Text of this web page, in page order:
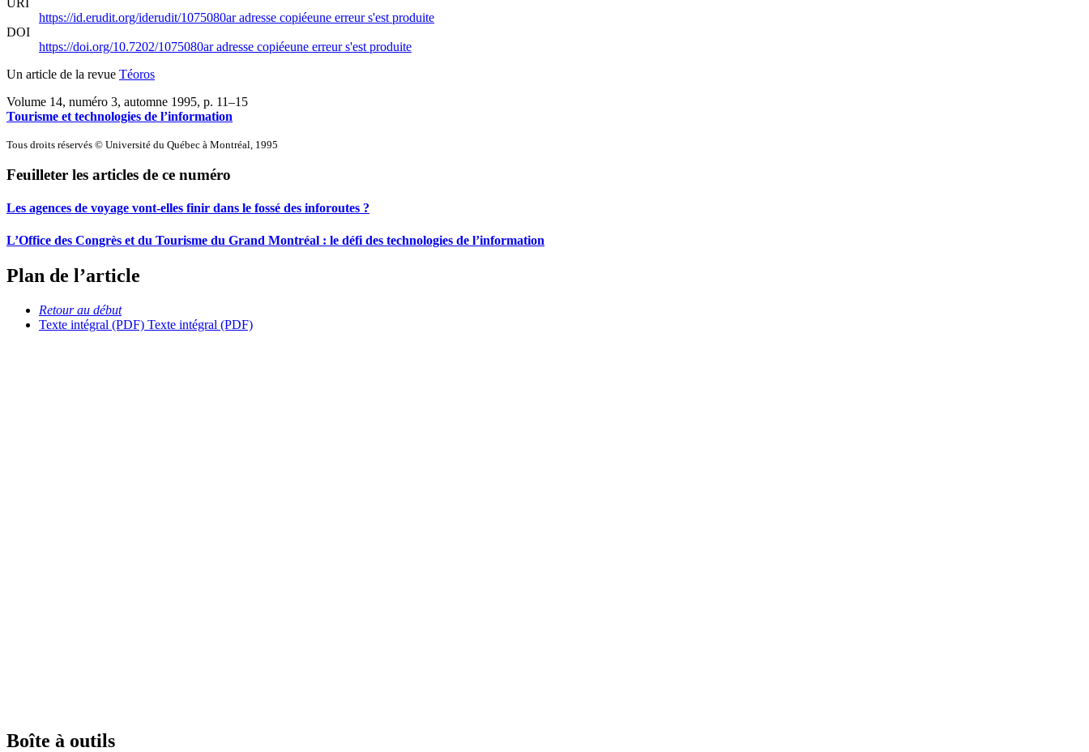
https://id.erudit.org/iderudit/1075080aradresse copiéeune erreur s'est produite
DOI
https://doi.org/10.7202/1075080aradresse copiéeune erreur s'est produite
Un article de la revue Téoros
Volume 14, numéro 3, automne 1995, p. 11–15
Tourisme et technologies de l’information
Tous droits réservés © Université du Québec à Montréal, 1995
Feuilleter les articles de ce numéro
Les agences de voyage vont-elles finir dans le fossé des inforoutes ?
L’Office des Congrès et du Tourisme du Grand Montréal : le défi des technologies de l’information
Plan de l’article
Retour au début
Texte intégral (PDF) Texte intégral (PDF)
Boîte à outils